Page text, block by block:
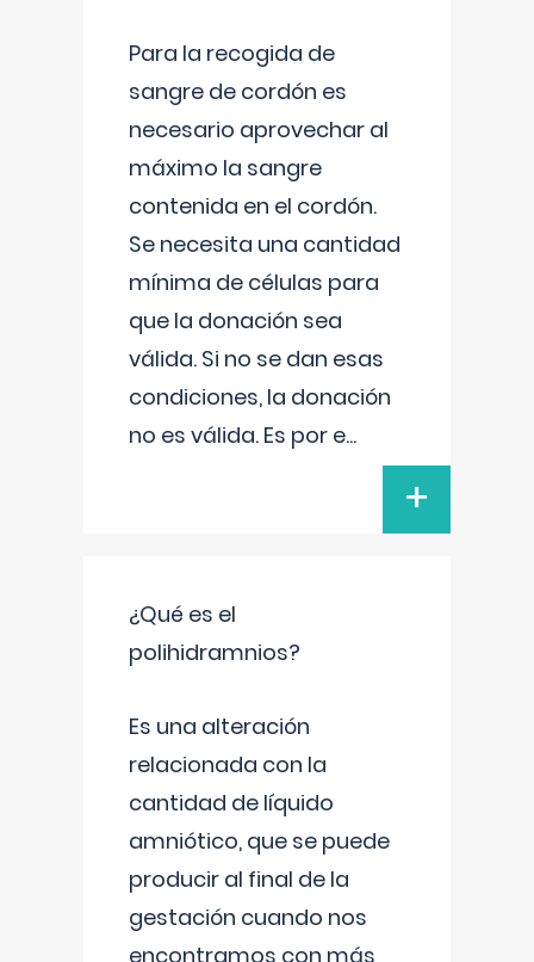
Para la recogida de
sangre de cordón es
necesario aprovechar al
máximo la sangre
contenida en el cordón.
Se necesita una cantidad
mínima de células para
que la donación sea
válida. Si no se dan esas
condiciones, la donación
no es válida. Es por e...
+
¿Qué es el
polihidramnios?
Es una alteración
relacionada con la
cantidad de líquido
amniótico, que se puede
producir al final de la
gestación cuando nos
encontramos con más